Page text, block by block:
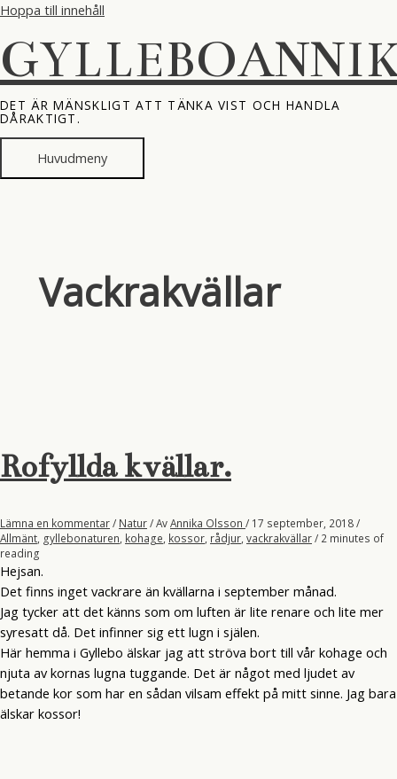
Hoppa till innehåll
DET ÄR MÄNSKLIGT ATT TÄNKA VIST OCH HANDLA
DÅRAKTIGT.
Huvudmeny
Vackrakvällar
Rofyllda kvällar.
Lämna en kommentar/ Natur/ AvAnnika Olsson / 17 september, 2018/
Allmänt gyllebonaturen kohage kossor rådjur vackrakvällar/ 2 minutes of
reading
Hejsan.
Det finns inget vackrare än kvällarna i september månad.
Jag tycker att det känns som om luften är lite renare och lite mer
syresatt då. Det infinner sig ett lugn i själen.
Här hemma i Gyllebo älskar jag att ströva bort till vår kohage och
njuta av kornas lugna tuggande. Det är något med ljudet av
betande kor som har en sådan vilsam effekt på mitt sinne. Jag bara
älskar kossor!